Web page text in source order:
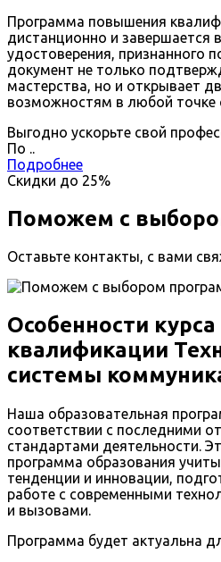
Программа повышения
дистанционно и завершается
удостоверения, признанного
документ не только
мастерства, но и открывает
возможностям в любой точке
Выгодно ускорьте свой
По ..
Подробнее
Скидки до 25%
Поможем с
Оставьте контакты, с вами
Особенности
квалификации
системы
Наша образовательная
соответствии с последними
стандартами деятельности.
программа образования
тенденции и инновации,
работе с современными
и вызовами.
Программа будет актуальна